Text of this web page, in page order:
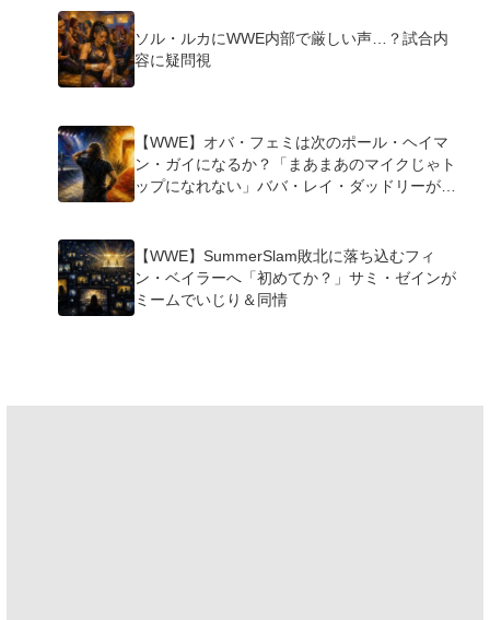
ソル・ルカにWWE内部で厳しい声…？試合内
容に疑問視
【WWE】オバ・フェミは次のポール・ヘイマ
ン・ガイになるか？「まあまあのマイクじゃト
ップになれない」ババ・レイ・ダッドリーが指
【WWE】SummerSlam敗北に落ち込むフィ
ン・ベイラーへ「初めてか？」サミ・ゼインが
ミームでいじり＆同情